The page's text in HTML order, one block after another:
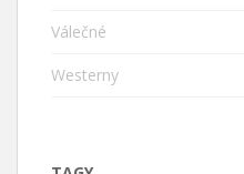
Válečné
Westerny